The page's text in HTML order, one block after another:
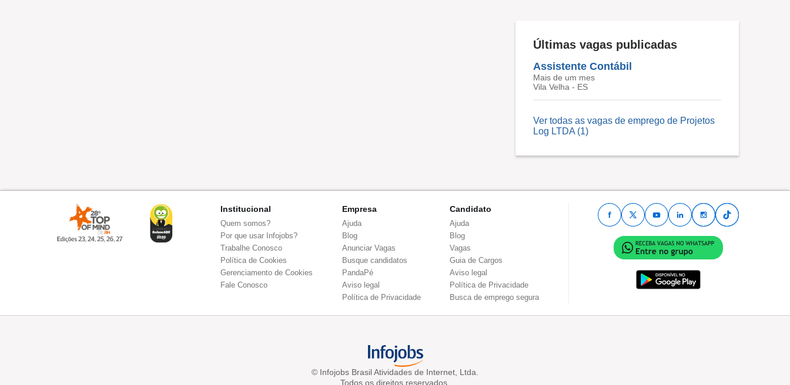
Últimas vagas publicadas
Assistente Contábil
Mais de um mes
Vila Velha - ES
Ver todas as vagas de emprego de Projetos
Log LTDA (1)
Institucional
Quem somos?
Por que usar Infojobs?
Trabalhe Conosco
Política de Cookies
Gerenciamento de Cookies
Fale Conosco
Empresa
Ajuda
Blog
Anunciar Vagas
Busque candidatos
PandaPé
Aviso legal
Política de Privacidade
Candidato
Ajuda
Blog
Vagas
Guia de Cargos
Aviso legal
Política de Privacidade
Busca de emprego segura
© Infojobs Brasil Atividades de Internet, Ltda.
Todos os direitos reservados.